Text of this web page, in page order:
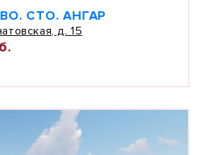
СТО. АНГАР
д. 15